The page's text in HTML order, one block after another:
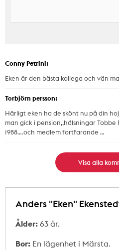
Conny Petrini:
Eken är den bästa kollega och vän
Torbjörn persson:
Härligt eken ha de skönt nu på din
man gick i pension,,hälsningar
1988….och medlem fortfarande …
Visa alla
Anders "Eken"
Ålder: 63 år.
Bor: En lägenhet i Märsta.